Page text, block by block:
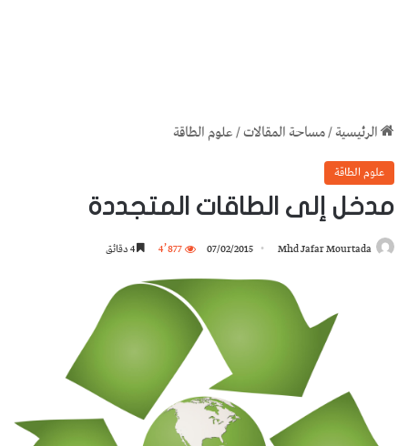
الرئيسية/مساحة المقالات/علوم الطاقة
علوم الطاقة
مدخل إلى الطاقات المتجددة
Mhd Jafar Mourtada
07/02/2015 4٬877 4 دقائق